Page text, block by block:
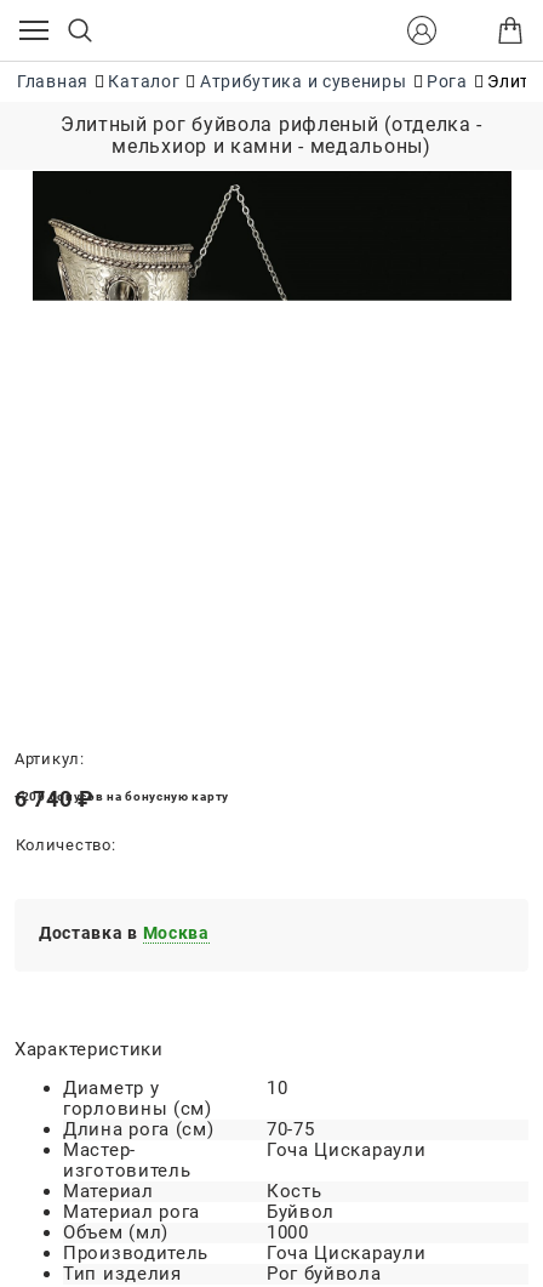
Главная Каталог Атрибутика и сувениры Рога
Элитный рог буйвола рифленый (отделка -
мельхиор и камни - медальоны)
Артикул:
6 740 ₽
+200 бонусов на бонусную карту
Количество:
Доставка в Москва
Характеристики
Диаметр у
горловины (см)
10
Длина рога (см)
70-75
Мастер-
изготовитель
Гоча Цискараули
Материал
Кость
Материал рога
Буйвол
Объем (мл)
1000
Производитель
Гоча Цискараули
Тип изделия
Рог буйвола